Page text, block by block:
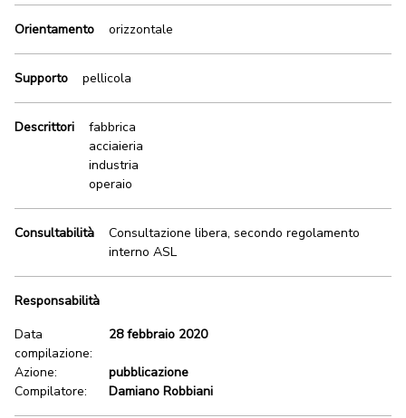
Orientamento orizzontale
Supporto pellicola
Descrittori
fabbrica
acciaieria
industria
operaio
Consultabilità
Consultazione libera, secondo regolamento
interno ASL
Responsabilità
Data
compilazione:
28 febbraio 2020
Azione:
pubblicazione
Compilatore:
Damiano Robbiani